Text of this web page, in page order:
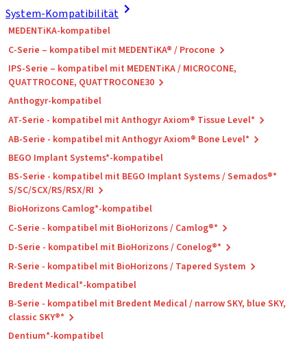
System-Kompatibilität
MEDENTiKA-kompatibel
C-Serie – kompatibel mit MEDENTiKA® / Procone
IPS-Serie – kompatibel mit MEDENTiKA / MICROCONE,
QUATTROCONE, QUATTROCONE30
Anthogyr-kompatibel
AT-Serie - kompatibel mit Anthogyr Axiom® Tissue Level*
AB-Serie - kompatibel mit Anthogyr Axiom® Bone Level*
BEGO Implant Systems*-kompatibel
BS-Serie - kompatibel mit BEGO Implant Systems / Semados®*
S/SC/SCX/RS/RSX/RI
BioHorizons Camlog*-kompatibel
C-Serie - kompatibel mit BioHorizons / Camlog®*
D-Serie - kompatibel mit BioHorizons / Conelog®*
R-Serie - kompatibel mit BioHorizons / Tapered System
Bredent Medical*-kompatibel
B-Serie - kompatibel mit Bredent Medical / narrow SKY, blue SKY,
classic SKY®*
Dentium*-kompatibel